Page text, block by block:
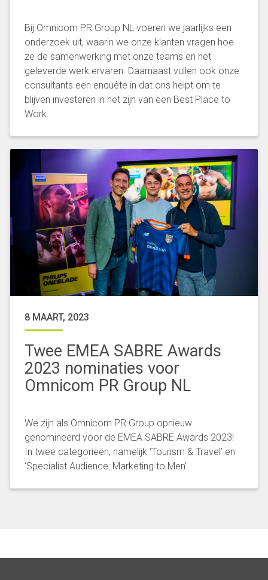
Bij Omnicom PR Group NL voeren we jaarlijks een
onderzoek uit, waarin we onze klanten vragen hoe
ze de samenwerking met onze teams en het
geleverde werk ervaren. Daarnaast vullen ook onze
consultants een enquête in dat ons helpt om te
blijven investeren in het zijn van een Best Place to
Work.
8 MAART, 2023
Twee EMEA SABRE Awards
2023 nominaties voor
Omnicom PR Group NL
We zijn als Omnicom PR Group opnieuw
genomineerd voor de EMEA SABRE Awards 2023!
In twee categorieën, namelijk ‘Tourism & Travel’ en
‘Specialist Audience: Marketing to Men’.